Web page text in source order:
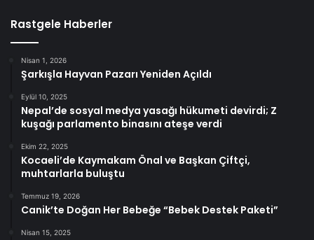
Rastgele Haberler
Nisan 1, 2026
Şarkışla Hayvan Pazarı Yeniden Açıldı
Eylül 10, 2025
Nepal’de sosyal medya yasağı hükumeti devirdi; Z
kuşağı parlamento binasını ateşe verdi
Ekim 22, 2025
Kocaeli’de Kaymakam Önal ve Başkan Çiftçi,
muhtarlarla buluştu
Temmuz 19, 2026
Canik’te Doğan Her Bebeğe “Bebek Destek Paketi”
Nisan 15, 2025